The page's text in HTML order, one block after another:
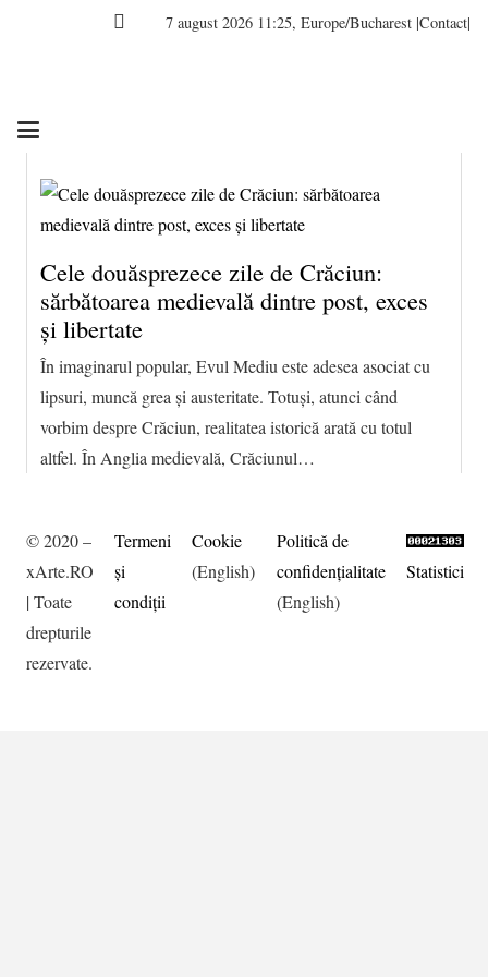
7 august 2026 11:25, Europe/Bucharest |Contact|
Cele douăsprezece zile de Crăciun:
sărbătoarea medievală dintre post, exces
și libertate
În imaginarul popular, Evul Mediu este adesea asociat cu
lipsuri, muncă grea și austeritate. Totuși, atunci când
vorbim despre Crăciun, realitatea istorică arată cu totul
altfel. În Anglia medievală, Crăciunul…
© 2020 –
xArte.RO
| Toate
drepturile
rezervate.
Termeni
şi
condiţii
Cookie
(English)
Politică de
confidențialitate
(English)
Statistici